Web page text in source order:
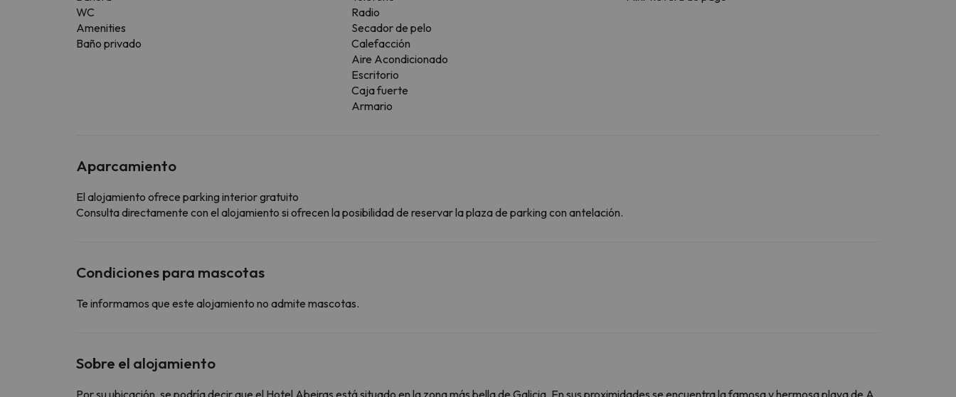
WC
Amenities
Baño privado
Radio
Secador de pelo
Calefacción
Aire Acondicionado
Escritorio
Caja fuerte
Armario
Aparcamiento
El alojamiento ofrece parking interior gratuito
Consulta directamente con el alojamiento si ofrecen la posibilidad de reservar la plaza de parking con antelación.
Condiciones para mascotas
Te informamos que este alojamiento no admite mascotas.
Sobre el alojamiento
Por su ubicación, se podría decir que el Hotel Abeiras está situado en la zona más bella de Galicia. En sus proximidades se encuentra la famosa y hermosa playa de A